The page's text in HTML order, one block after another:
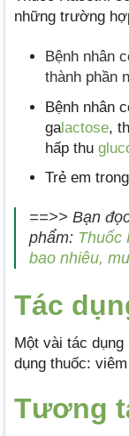
những trường
Bệnh nhân
thành phần
Bệnh nhân
galactose,
hấp thu
Trẻ em
==>> Bạn
phẩm: Thuốc
bao nhiêu,
Tác
Một vài tác
dụng thuốc:
Tương